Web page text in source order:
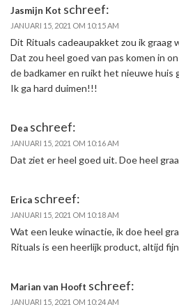
Jasmijn Kot schreef:
JANUARI 15, 2021 OM 10:15 AM
Dit Rituals cadeaupakket zou ik graag
Dat zou heel goed van pas komen in
de badkamer en ruikt het nieuwe huis
Ik ga hard duimen!!!
Dea schreef:
JANUARI 15, 2021 OM 10:16 AM
Dat ziet er heel goed uit. Doe heel
Erica schreef:
JANUARI 15, 2021 OM 10:18 AM
Wat een leuke winactie, ik doe heel
Rituals is een heerlijk product, altijd
Marian van Hooft schreef:
JANUARI 15, 2021 OM 10:24 AM